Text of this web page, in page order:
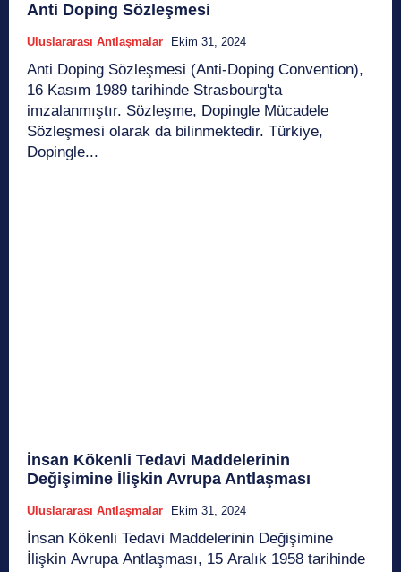
Anti Doping Sözleşmesi
Uluslararası Antlaşmalar Ekim 31, 2024
Anti Doping Sözleşmesi (Anti-Doping Convention),
16 Kasım 1989 tarihinde Strasbourg'ta
imzalanmıştır. Sözleşme, Dopingle Mücadele
Sözleşmesi olarak da bilinmektedir. Türkiye,
Dopingle...
İnsan Kökenli Tedavi Maddelerinin
Değişimine İlişkin Avrupa Antlaşması
Uluslararası Antlaşmalar Ekim 31, 2024
İnsan Kökenli Tedavi Maddelerinin Değişimine
İlişkin Avrupa Antlaşması, 15 Aralık 1958 tarihinde